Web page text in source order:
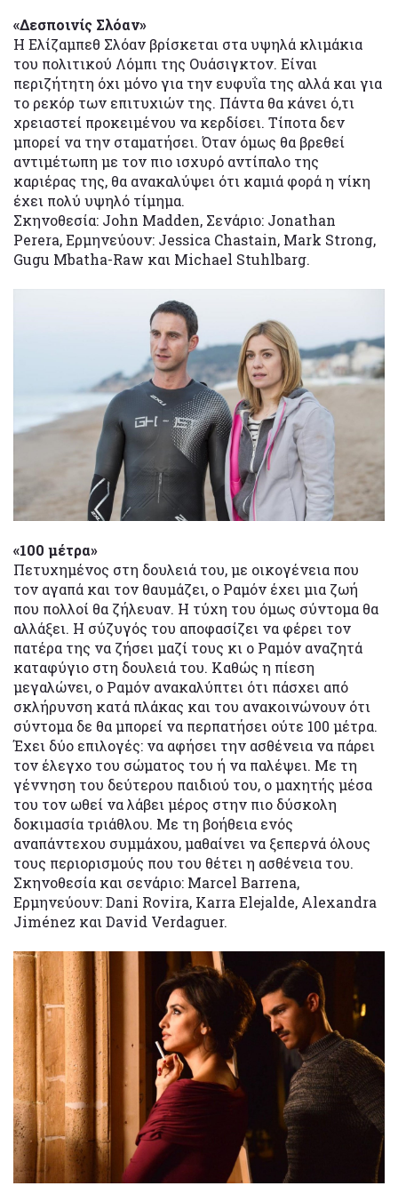
«Δεσποινίς Σλόαν»
Η Ελίζαμπεθ Σλόαν βρίσκεται στα υψηλά κλιμάκια
του πολιτικού Λόμπι της Ουάσιγκτον. Είναι
περιζήτητη όχι μόνο για την ευφυΐα της αλλά και για
το ρεκόρ των επιτυχιών της. Πάντα θα κάνει ό,τι
χρειαστεί προκειμένου να κερδίσει. Τίποτα δεν
μπορεί να την σταματήσει. Όταν όμως θα βρεθεί
αντιμέτωπη με τον πιο ισχυρό αντίπαλο της
καριέρας της, θα ανακαλύψει ότι καμιά φορά η νίκη
έχει πολύ υψηλό τίμημα.
Σκηνοθεσία: John Madden, Σενάριο: Jonathan
Perera, Ερμηνεύουν: Jessica Chastain, Mark Strong,
Gugu Mbatha-Raw και Michael Stuhlbarg.
«100 μέτρα»
Πετυχημένος στη δουλειά του, με οικογένεια που
τον αγαπά και τον θαυμάζει, ο Ραμόν έχει μια ζωή
που πολλοί θα ζήλευαν. Η τύχη του όμως σύντομα θα
αλλάξει. Η σύζυγός του αποφασίζει να φέρει τον
πατέρα της να ζήσει μαζί τους κι ο Ραμόν αναζητά
καταφύγιο στη δουλειά του. Καθώς η πίεση
μεγαλώνει, ο Ραμόν ανακαλύπτει ότι πάσχει από
σκλήρυνση κατά πλάκας και του ανακοινώνουν ότι
σύντομα δε θα μπορεί να περπατήσει ούτε 100 μέτρα.
Έχει δύο επιλογές: να αφήσει την ασθένεια να πάρει
τον έλεγχο του σώματος του ή να παλέψει. Με τη
γέννηση του δεύτερου παιδιού του, ο μαχητής μέσα
του τον ωθεί να λάβει μέρος στην πιο δύσκολη
δοκιμασία τριάθλου. Με τη βοήθεια ενός
αναπάντεχου συμμάχου, μαθαίνει να ξεπερνά όλους
τους περιορισμούς που του θέτει η ασθένεια του.
Σκηνοθεσία και σενάριο: Marcel Barrena,
Ερμηνεύουν: Dani Rovira, Karra Elejalde, Alexandra
Jiménez και David Verdaguer.